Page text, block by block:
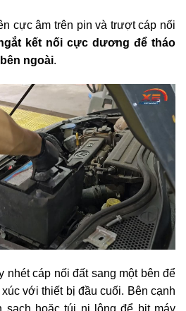
cực âm trên pin và trượt cáp nối
kết nối cực dương để tháo
ngoài.
nhét cáp nối đất sang một bên để
với thiết bị đầu cuối. Bên cạnh
sạch hoặc túi ni lông để bịt máy